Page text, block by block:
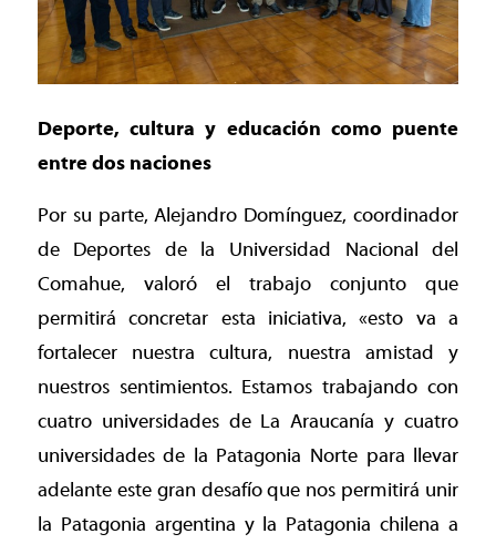
Deporte, cultura y educación como puente
entre dos naciones
Por su parte, Alejandro Domínguez, coordinador
de Deportes de la Universidad Nacional del
Comahue, valoró el trabajo conjunto que
permitirá concretar esta iniciativa, «esto va a
fortalecer nuestra cultura, nuestra amistad y
nuestros sentimientos. Estamos trabajando con
cuatro universidades de La Araucanía y cuatro
universidades de la Patagonia Norte para llevar
adelante este gran desafío que nos permitirá unir
la Patagonia argentina y la Patagonia chilena a